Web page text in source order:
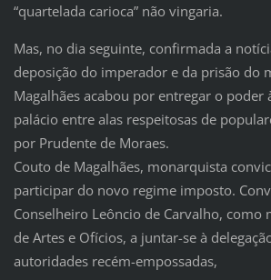
“quartelada carioca” não vingaria.
Mas, no dia seguinte, confirmada a
deposição do imperador e da prisão do
Magalhães acabou por entregar o poder
palácio entre alas respeitosas de
por Prudente de Moraes.
Couto de Magalhães, monarquista
participar do novo regime imposto.
Conselheiro Leôncio de Carvalho, como
de Artes e Ofícios, a juntar-se à
autoridades recém-empossadas,